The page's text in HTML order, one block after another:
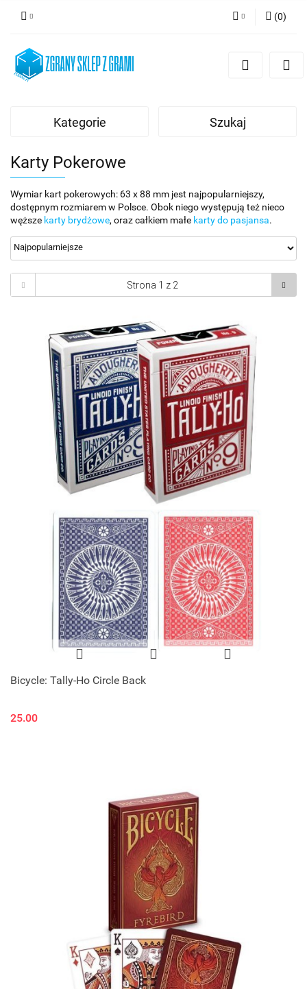
Zarejestruj się
(0)
Kategorie Szukaj
Karty Pokerowe
Wymiar kart pokerowych: 63 x 88 mm jest najpopularniejszy,
dostępnym rozmiarem w Polsce. Obok niego występują też nieco
węższe karty brydżowe, oraz całkiem małe karty do pasjansa.
Bicycle: Tally-Ho Circle Back
25.00